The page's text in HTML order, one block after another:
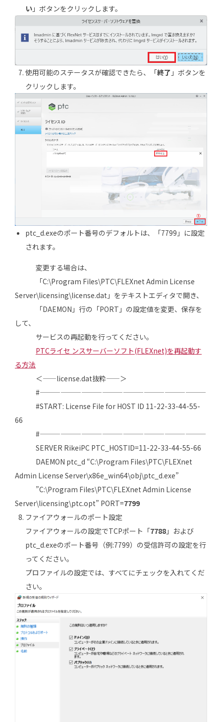
い 」ボタンをクリックします。
使用可能のステータスが確認できたら、「終了 」ボタンを
クリックします。
ptc_d.exeのポート番号のデフォルトは、「7799」に設定
されます。
変更する場合は、
「C:\Program Files\PTC\FLEXnet Admin License
Server\licensing\license.dat」をテキストエディタで開き、
「DAEMON」行の「PORT」の設定値を変更、保存を
して、
サービスの再起動を行ってください。
PTCライセ ンスサーバーソフト(FLEXnet)を再起動す
る方法
＜——license.dat抜粋——＞
#————————————————————————
#START: License File for HOST ID 11-22-33-44-55-
66
#————————————————————————
SERVER RikeiPC PTC_HOSTID=11-22-33-44-55-66
DAEMON ptc_d “C:\Program Files\PTC\FLEXnet
Admin License Server\x86e_win64\obj\ptc_d.exe”
”C:\Program Files\PTC\FLEXnet Admin License
Server\licensing\ptc.opt” PORT=7799
ファイアウォールのポート設定
ファイアウォールの設定でTCPポート「7788 」および
ptc_d.exeのポート番号（例:7799）の受信許可の設定を行
ってください。
プロファイルの設定では、すべてにチェックを入れてくだ
さい。